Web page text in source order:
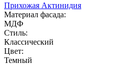
Прихожая Актинидия
Материал фасада:
МДФ
Стиль:
Классический
Цвет:
Темный